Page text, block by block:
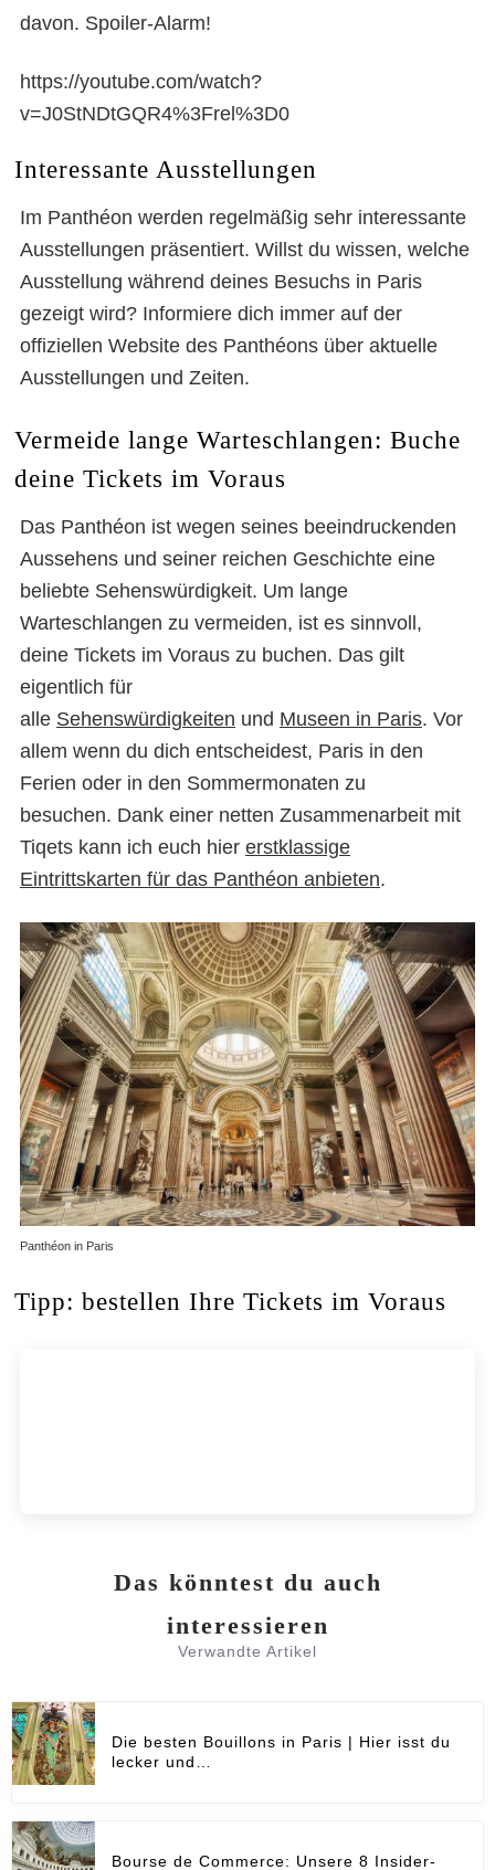
davon. Spoiler-Alarm!
https://youtube.com/watch?
v=J0StNDtGQR4%3Frel%3D0
Interessante Ausstellungen
Im Panthéon werden regelmäßig sehr interessante
Ausstellungen präsentiert. Willst du wissen, welche
Ausstellung während deines Besuchs in Paris
gezeigt wird? Informiere dich immer auf der
offiziellen Website des Panthéons über aktuelle
Ausstellungen und Zeiten.
Vermeide lange Warteschlangen: Buche
deine Tickets im Voraus
Das Panthéon ist wegen seines beeindruckenden
Aussehens und seiner reichen Geschichte eine
beliebte Sehenswürdigkeit. Um lange
Warteschlangen zu vermeiden, ist es sinnvoll,
deine Tickets im Voraus zu buchen. Das gilt
eigentlich für
alle Sehenswürdigkeiten und Museen in Paris. Vor
allem wenn du dich entscheidest, Paris in den
Ferien oder in den Sommermonaten zu
besuchen. Dank einer netten Zusammenarbeit mit
Tiqets kann ich euch hier erstklassige
Eintrittskarten für das Panthéon anbieten.
Panthéon in Paris
Tipp: bestellen Ihre Tickets im Voraus
Das könntest du auch
interessieren
Verwandte Artikel
Die besten Bouillons in Paris | Hier isst du
lecker und…
Bourse de Commerce: Unsere 8 Insider-